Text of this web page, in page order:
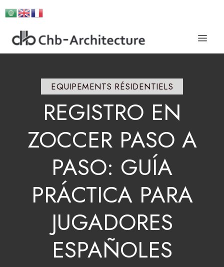
EQUIPEMENTS RÉSIDENTIELS
REGISTRO EN
ZOCCER PASO A
PASO: GUÍA
PRÁCTICA PARA
JUGADORES
ESPAÑOLES